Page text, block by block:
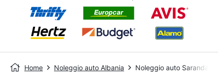
Home Noleggio auto Albania Noleggio auto Saranda -